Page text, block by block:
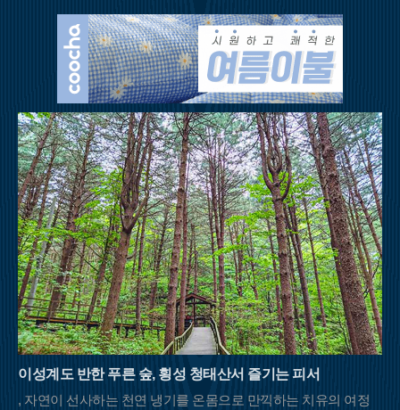
이성계도 반한 푸른 숲, 횡성 청태산서 즐기는 피서
, 자연이 선사하는 천연 냉기를 온몸으로 만끽하는 치유의 여정